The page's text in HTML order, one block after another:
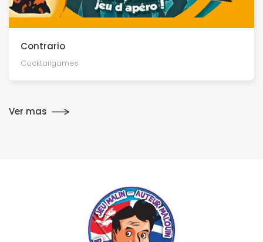
Contrario
Cocktailgames
Ver mas